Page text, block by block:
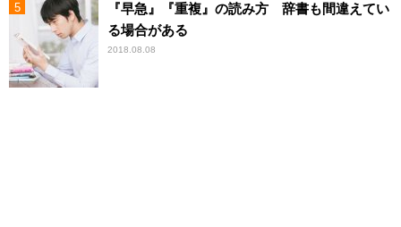
『早急』『重複』の読み方 辞書も間違えてい
る場合がある
2018.08.08